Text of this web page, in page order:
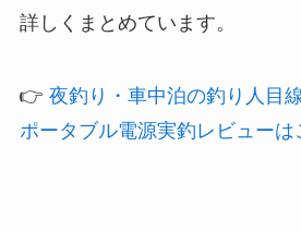
詳しくまとめています。
👉 夜釣り・車中泊の釣り人目
ポータブル電源実釣レビューは